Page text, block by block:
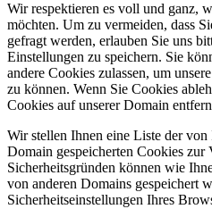
Wir respektieren es voll und ganz,
möchten. Um zu vermeiden, dass
gefragt werden, erlauben Sie uns
Einstellungen zu speichern. Sie
andere Cookies zulassen, um
zu können. Wenn Sie Cookies
Cookies auf unserer Domain
Wir stellen Ihnen eine Liste der
Domain gespeicherten Cookies zur
Sicherheitsgründen können wie
von anderen Domains gespeichert
Sicherheitseinstellungen Ihres